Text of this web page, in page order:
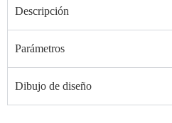
Descripción
Parámetros
Dibujo de diseño